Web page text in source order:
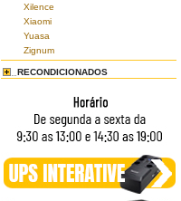
Xilence
Xiaomi
Yuasa
Zignum
RECONDICIONADOS